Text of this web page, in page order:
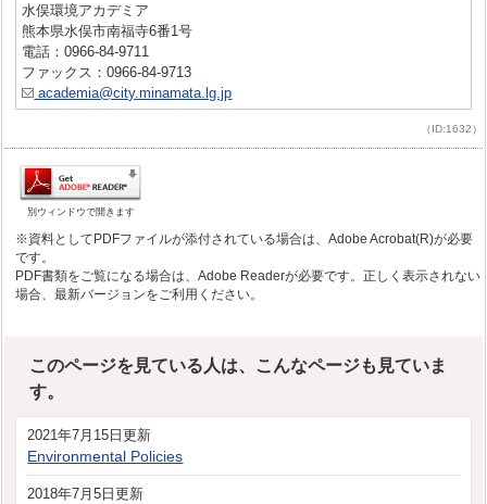
水俣環境アカデミア
熊本県水俣市南福寺6番1号
電話：0966-84-9711
ファックス：0966-84-9713
academia@city.minamata.lg.jp
（ID:1632）
別ウィンドウで開きます
※資料としてPDFファイルが添付されている場合は、Adobe Acrobat(R)が必要
です。
PDF書類をご覧になる場合は、Adobe Readerが必要です。正しく表示されない
場合、最新バージョンをご利用ください。
このページを見ている人は、こんなページも見ていま
す。
2021年7月15日更新
Environmental Policies
2018年7月5日更新